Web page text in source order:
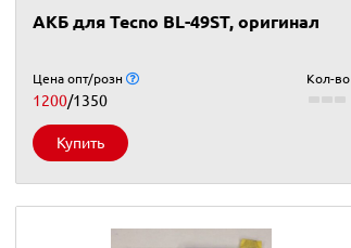
АКБ для Tecno BL-49ST, оригинал
Цена опт/розн
1200/1350
Кол-во
Купить